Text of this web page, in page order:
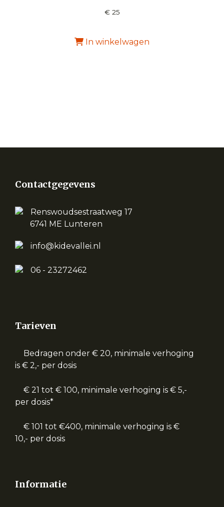
€25
In winkelwagen
Contactgegevens
Renswoudsestraatweg 17
6741 ME Lunteren
info@kidevallei.nl
06 - 23272462
Tarieven
Bedragen onder € 20, minimale verhoging
is € 2,- per dosis
€ 21 tot € 100, minimale verhoging is € 5,-
per dosis*
€ 101 tot €400, minimale verhoging is €
10,- per dosis
Informatie